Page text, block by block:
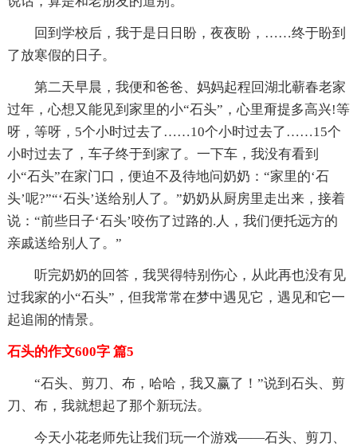
回到学校后，我于是日日盼，夜夜盼，……终于盼到
了放寒假的日子。
第二天早晨，我便和爸爸、妈妈起程回湖北蕲春老家
过年，心想又能见到家里的小“石头”，心里甭提多高兴!等
呀，等呀，5个小时过去了……10个小时过去了……15个
小时过去了，车子终于到家了。一下车，我没有看到
小“石头”在家门口，便迫不及待地问奶奶：“家里的‘石
头’呢?”“‘石头’送给别人了。”奶奶从厨房里走出来，接着
说：“前些日子‘石头’咬伤了过路的.人，我们便托远方的
亲戚送给别人了。”
听完奶奶的回答，我哭得特别伤心，从此再也没有见
过我家的小“石头”，但我常常在梦中遇见它，遇见和它一
起追闹的情景。
石头的作文600字 篇5
“石头、剪刀、布，哈哈，我又赢了！”说到石头、剪
刀、布，我就想起了那个新玩法。
今天小花老师先让我们玩一个游戏——石头、剪刀、